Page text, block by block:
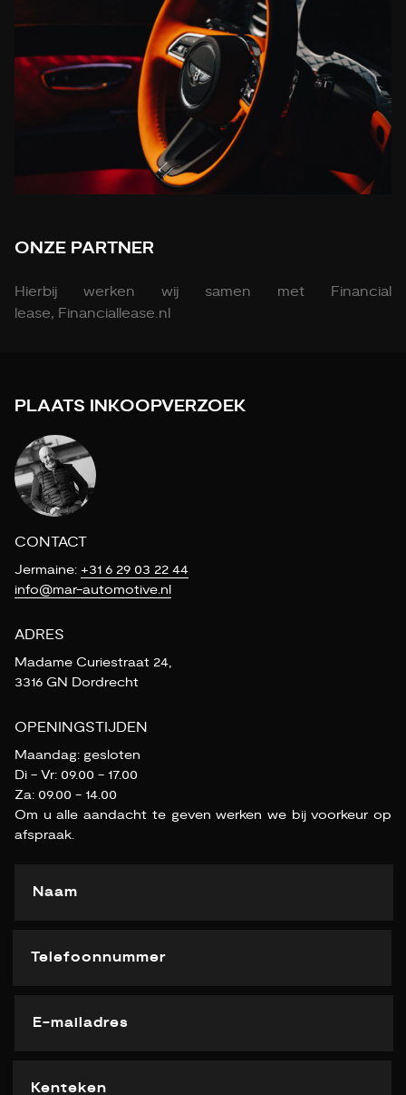
ONZE PARTNER
Hierbij werken wij samen met Financial
lease, Financiallease.nl
PLAATS INKOOPVERZOEK
CONTACT
Jermaine: +31 6 29 03 22 44
info@mar-automotive.nl
ADRES
Madame Curiestraat 24,
3316 GN Dordrecht
OPENINGSTIJDEN
Maandag: gesloten
Di - Vr: 09.00 - 17.00
Za: 09.00 - 14.00
Om u alle aandacht te geven werken we bij voorkeur op
afspraak.